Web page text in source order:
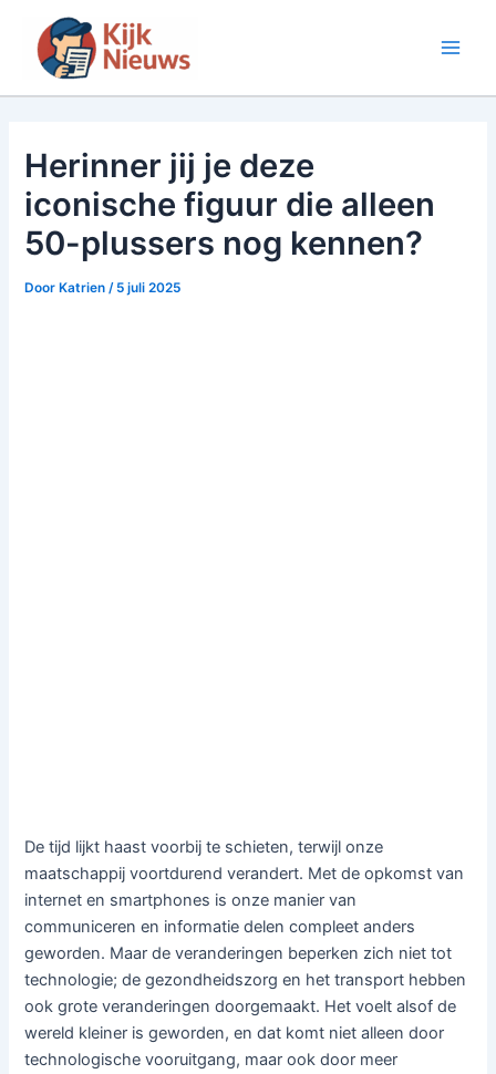
inhoud
Herinner jij je deze
iconische figuur die alleen
50-plussers nog kennen?
Door Katrien/ 5 juli 2025
De tijd lijkt haast voorbij te schieten, terwijl onze
maatschappij voortdurend verandert. Met de opkomst van
internet en smartphones is onze manier van
communiceren en informatie delen compleet anders
geworden. Maar de veranderingen beperken zich niet tot
technologie; de gezondheidszorg en het transport hebben
ook grote veranderingen doorgemaakt. Het voelt alsof de
wereld kleiner is geworden, en dat komt niet alleen door
technologische vooruitgang, maar ook door meer